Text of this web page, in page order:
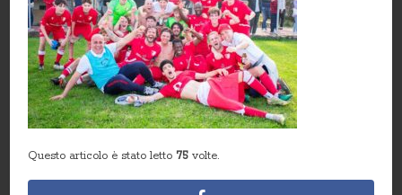
Questo articolo è stato letto 75 volte.